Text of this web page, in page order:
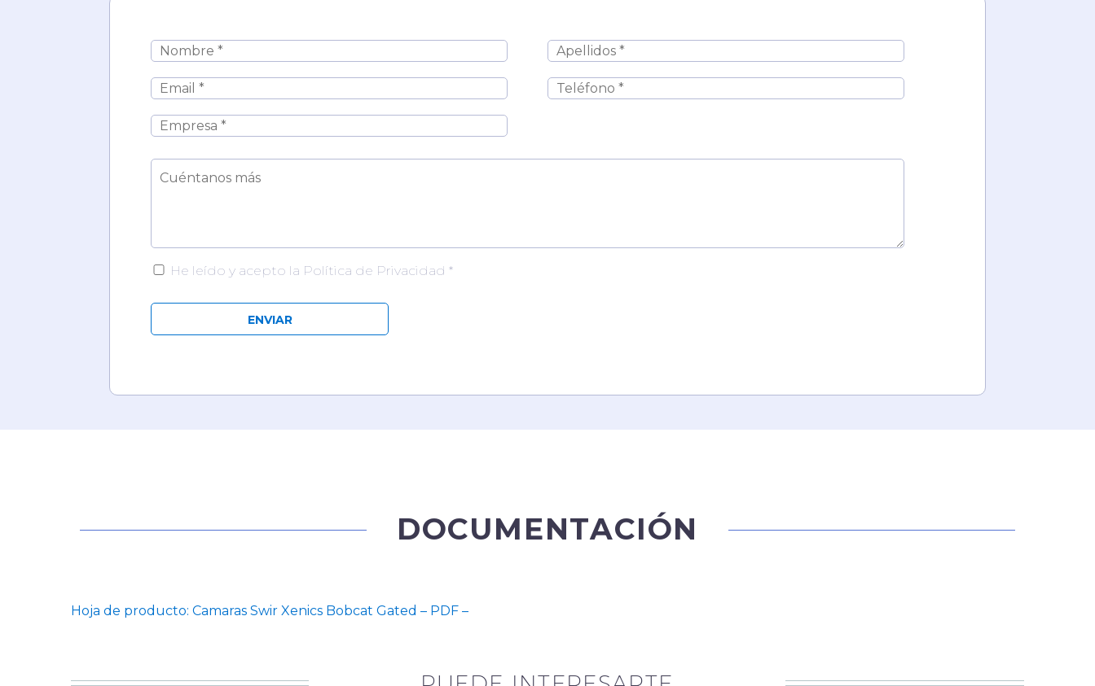
He leído y acepto la Política de Privacidad *
DOCUMENTACIÓN
Hoja de producto: Camaras Swir Xenics Bobcat Gated – PDF –